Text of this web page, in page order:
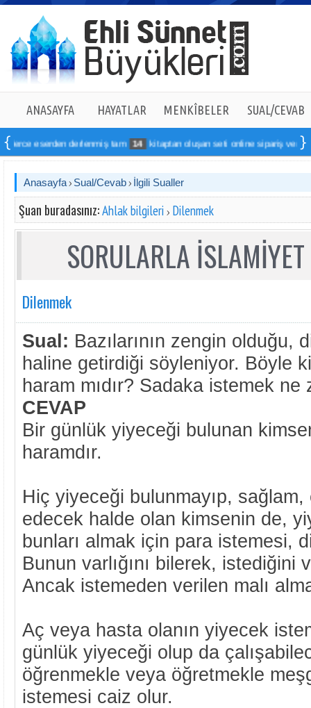
ANASAYFA HAYATLAR MENKÎBELER SUAL/CEVAB
derlenmiş tam 14 kitaptan oluşan seti online sipariş verebilirsiniz
Anasayfa Sual/Cevab İlgili Sualler
Şuan buradasınız:Ahlak bilgileri Dilenmek
SORULARLA
Dilenmek
Sual: Bazılarının zengin olduğu,
haline getirdiği söyleniyor. Böyle
haram mıdır? Sadaka istemek
CEVAP
Bir günlük yiyeceği bulunan
haramdır.
Hiç yiyeceği bulunmayıp,
edecek halde olan kimsenin de,
bunları almak için para istemesi,
Bunun varlığını bilerek, istediğini
Ancak istemeden verilen malı
Aç veya hasta olanın yiyecek
günlük yiyeceği olup da
öğrenmekle veya öğretmekle
istemesi caiz olur.